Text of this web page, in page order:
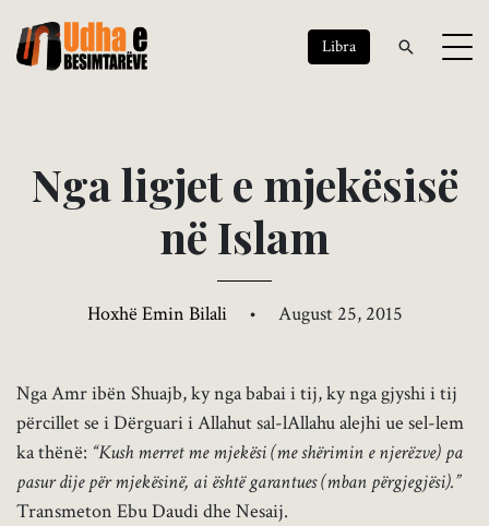
Libra
Ngaligjete mjekësisë
në Islam
Hoxhë Emin Bilali • August 25, 2015
Nga Amr ibën Shuajb, ky nga babai i tij, ky nga gjyshi i tij
përcillet se i Dërguari i Allahut sal-lAllahu alejhi ue sel-lem
ka thënë: “Kush merret me mjekësi (me shërimin e njerëzve) pa
pasur dije për mjekësinë, ai është garantues (mban përgjegjësi).”
Transmeton Ebu Daudi dhe Nesaij.